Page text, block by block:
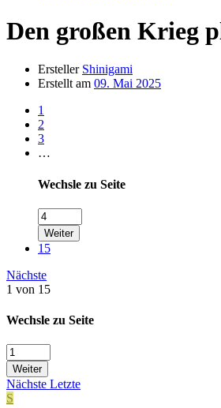
Den großen Krieg
Ersteller Shinigami
Erstellt am 09. Mai 2025
1
2
3
…
Wechsle zu Seite
Weiter
15
Nächste
1 von 15
Wechsle zu Seite
Weiter
Nächste Letzte
S